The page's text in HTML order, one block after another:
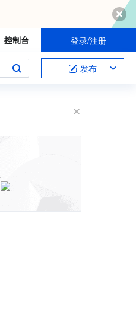
控制台 登录/注册
发布